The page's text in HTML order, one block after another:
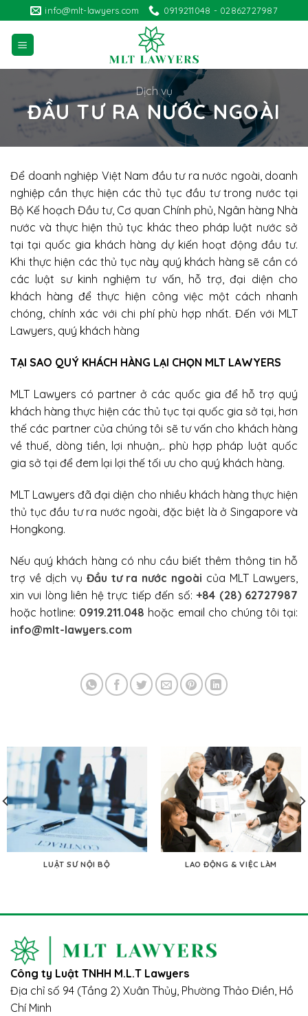
content
info@mlt-lawyers.com 0919211048 - 02862727987
Dịch vụ
ĐẦU TƯ RA NƯỚC NGOÀI
Để doanh nghiệp Việt Nam đầu tư ra nước ngoài, doanh
nghiệp cần thực hiện các thủ tục đầu tư trong nước tại
Bộ Kế hoạch Đầu tư, Cơ quan Chính phủ, Ngân hàng Nhà
nước và thực hiện thủ tục khác theo pháp luật nước sở
tại tại quốc gia khách hàng dự kiến hoạt động đầu tư.
Khi thực hiện các thủ tục này quý khách hàng sẽ cần có
các luật sư kinh nghiệm tư vấn, hỗ trợ, đại diện cho
khách hàng để thực hiện công việc một cách nhanh
chóng, chính xác với chi phí phù hợp nhất. Đến với MLT
Lawyers, quý khách hàng
TẠI SAO QUÝ KHÁCH HÀNG LẠI CHỌN MLT LAWYERS
MLT Lawyers có partner ở các quốc gia để hỗ trợ quý
khách hàng thực hiện các thủ tục tại quốc gia sở tại, hơn
thế các partner của chúng tôi sẽ tư vấn cho khách hàng
về thuế, dòng tiền, lợi nhuận,.. phù hợp pháp luật quốc
gia sở tại để đem lại lợi thế tối ưu cho quý khách hàng.
MLT Lawyers đã đại diện cho nhiều khách hàng thực hiện
thủ tục đầu tư ra nước ngoài, đặc biệt là ở Singapore và
Hongkong.
Nếu quý khách hàng có nhu cầu biết thêm thông tin hỗ
trợ về dịch vụ Đầu tư ra nước ngoài của MLT Lawyers,
xin vui lòng liên hệ trực tiếp đến số:+84 (28) 62727987
hoặc hotline: 0919.211.048 hoặc email cho chúng tôi tại:
info@mlt-lawyers.com
LUẬT SƯ NỘI BỘ LAO ĐỘNG & VIỆC LÀM
Công ty Luật TNHH M.L.T Lawyers
Địa chỉ số 94 (Tầng 2) Xuân Thủy, Phường Thảo Điền, Hồ
Chí Minh